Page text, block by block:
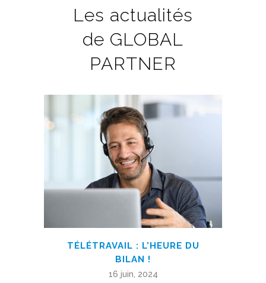
Les actualités
de GLOBAL
PARTNER
TÉLÉTRAVAIL : L’HEURE DU
BILAN !
16 juin, 2024